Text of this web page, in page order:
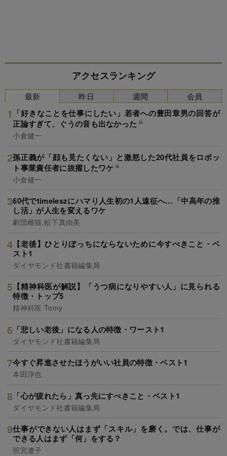
アクセスランキング
最新
「好きなことを仕事にしたい」若者への豊田章男の回答が
正論すぎて、ぐうの音も出なかった
小倉健一
孫正義が「顔も見たくない」と激怒した20代社員をロボッ
ト事業責任者に抜擢したワケ
小倉健一
60代でtimeleszにハマり人生初の1人遠征へ…「中高年の推
し活」が人生を変えるワケ
劇団雌猫,松下真由美
【老後】ひとりぼっちにならないために今すべきこと・ベ
スト1
ダイヤモンド社書籍編集局
【精神科医が解説】「うつ病になりやすい人」に見られる
特徴・トップ5
精神科医 Tomy
「悲しい老後」になる人の特徴・ワースト1
ダイヤモンド社書籍編集局
今すぐ昇進させたほうがいい社員の特徴・ベスト1
本田淳也
「心が疲れたら」真っ先にすべきこと・ベスト1
ダイヤモンド社書籍編集局
仕事ができない人はまず「スキル」を磨く。では、仕事が
できる人はまず「何」をする？
照宮遼子
昨日 週間 会員